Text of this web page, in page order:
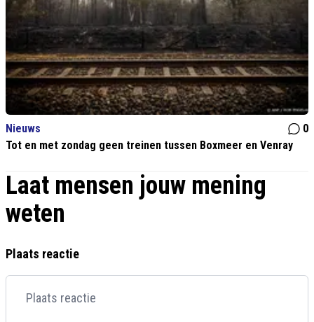
Nieuws
0
Tot en met zondag geen treinen tussen Boxmeer en Venray
Laat mensen jouw mening
weten
Plaats reactie